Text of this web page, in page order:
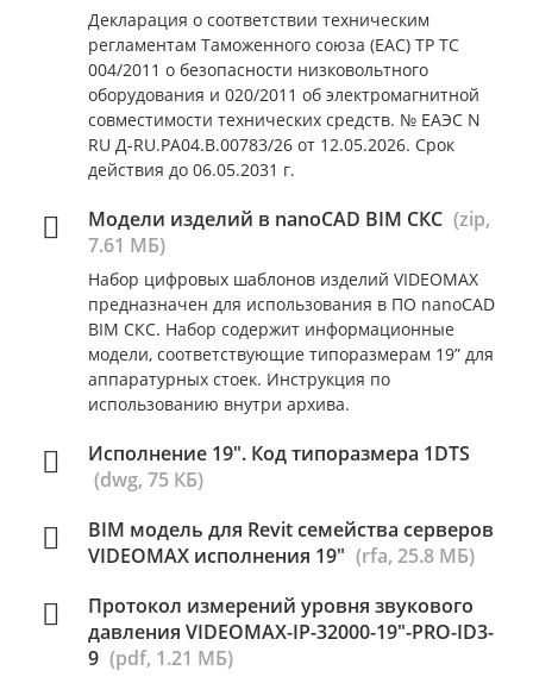
Декларация о соответствии техническим
регламентам Таможенного союза (ЕАС) ТР ТС
004/2011 о безопасности низковольтного
оборудования и 020/2011 об электромагнитной
совместимости технических средств. № ЕАЭС N
RU Д-RU.РА04.В.00783/26 от 12.05.2026. Срок
действия до 06.05.2031 г.
Модели изделий в nanoCAD BIM СКС (zip,
7.61 МБ)
Набор цифровых шаблонов изделий VIDEOMAX
предназначен для использования в ПО nanoCAD
BIM СКС. Набор содержит информационные
модели, соответствующие типоразмерам 19” для
аппаратурных стоек. Инструкция по
использованию внутри архива.
Исполнение 19". Код типоразмера 1DTS
(dwg, 75 КБ)
BIM модель для Revit семейства серверов
VIDEOMAX исполнения 19" (rfa, 25.8 МБ)
Протокол измерений уровня звукового
давления VIDEOMAX-IP-32000-19"-PRO-ID3-
9 (pdf, 1.21 МБ)